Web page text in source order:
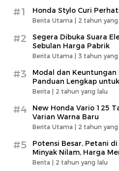
#1 Honda Stylo Curi
Berita Utama | 2 tahun yang
#2
Segera Dibuka Suara
Sebulan Harga Pabrik
Berita Utama | 3 tahun yang
#3
Modal dan Keuntungan
Panduan Lengkap
Berita | 2 tahun yang lalu
#4
New Honda Vario 125
Varian Warna Baru
Berita Utama | 2 tahun yang
#5
Potensi Besar, Petani
Minyak Nilam, Harga
Berita | 2 tahun yang lalu